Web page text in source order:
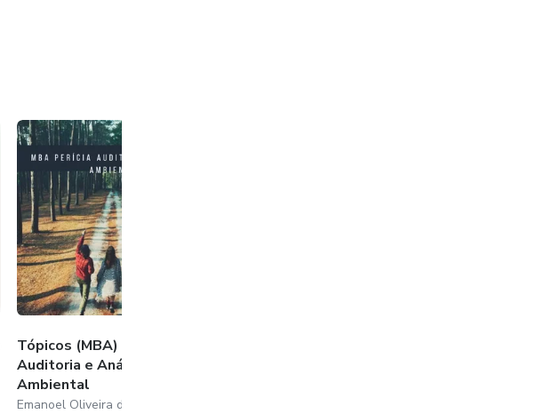
Tópicos (MBA) Perícia,
Auditoria e Análise
Ambiental
Emanoel Oliveira dos Santos